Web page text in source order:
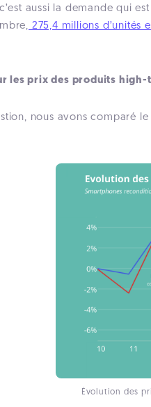
aussi la demande qui
275,4 millions d’unités
les prix des produits
nous avons comparé
Évolution des